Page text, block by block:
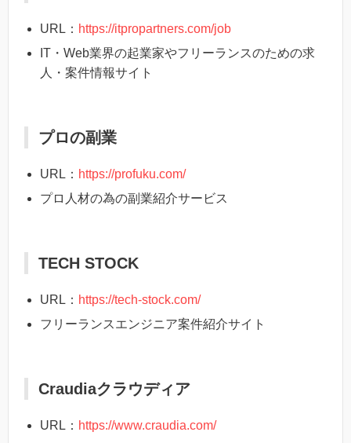
URL： https://itpropartners.com/job
IT・Web業界の起業家やフリーランスのための求
人・案件情報サイト
プロの副業
URL： https://profuku.com/
プロ人材の為の副業紹介サービス
TECH STOCK
URL： https://tech-stock.com/
フリーランスエンジニア案件紹介サイト
Craudiaクラウディア
URL： https://www.craudia.com/